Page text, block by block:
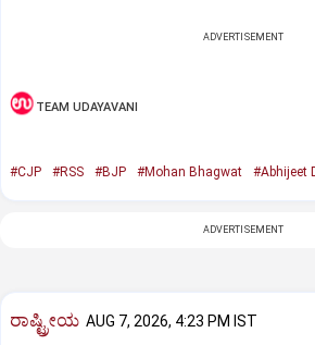
ADVERTISEMENT
TEAM UDAYAVANI
#CJP #RSS #BJP #Mohan Bhagwat #Abhijeet
ADVERTISEMENT
ರಾಷ್ಟ್ರೀಯ AUG 7, 2026, 4:23 PM IST